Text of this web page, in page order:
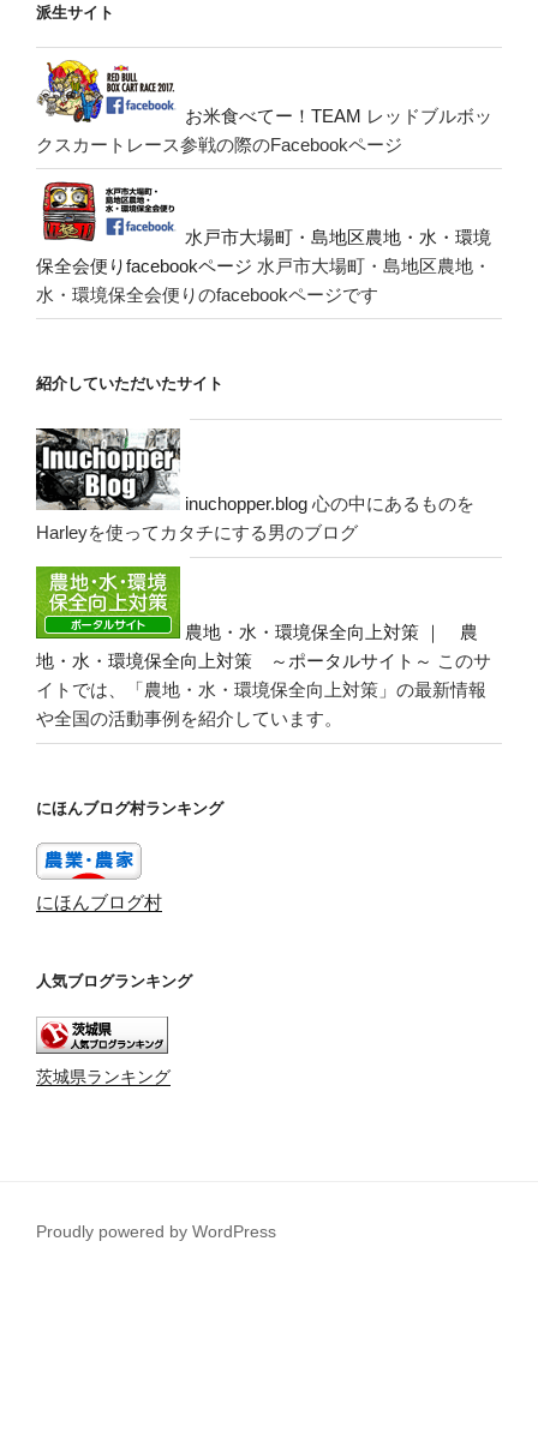
派生サイト
お米食べてー！TEAM レッドブルボッ
クスカートレース参戦の際のFacebookページ
水戸市大場町・島地区農地・水・環境
保全会便りfacebookページ 水戸市大場町・島地区農地・
水・環境保全会便りのfacebookページです
紹介していただいたサイト
inuchopper.blog 心の中にあるものを
Harleyを使ってカタチにする男のブログ
農地・水・環境保全向上対策 ｜ 農
地・水・環境保全向上対策 ～ポータルサイト～ このサ
イトでは、「農地・水・環境保全向上対策」の最新情報
や全国の活動事例を紹介しています。
にほんブログ村ランキング
にほんブログ村
人気ブログランキング
茨城県ランキング
Proudly powered by WordPress